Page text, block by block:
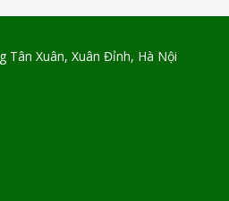
Tân Xuân, Xuân Đỉnh, Hà Nội